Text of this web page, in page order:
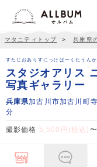
マタニティトップ ＞ 兵庫県
すたじおありすにっけぱーくたうん
スタジオアリス
写真ギャラリー
兵庫県加古川市加古川町
分
撮影価格 5,500円(税込) 〜